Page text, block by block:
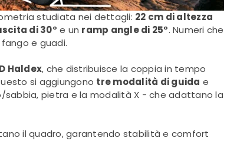
studiata nei dettagli: 22 cm di altezza
di 30° e un ramp angle di 25°. Numeri che
e guadi.
Haldex, che distribuisce la coppia in tempo
si aggiungono tre modalità di guida e
pietra e la modalità X - che adattano la
il quadro, garantendo stabilità e comfort